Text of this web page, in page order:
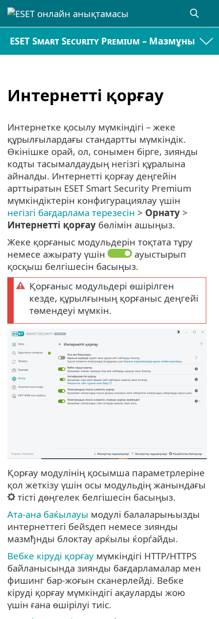
ESET Smart Security Premium – Мазмұны
Интернетті қорғау
Интернетке қосылу мүмкіндігі – жеке
құрылғылардағы стандартты мүмкіндік.
Өкінішке орай, ол, сонымен бірге, зиянды
кодты тасымалдаудың негізгі құралына
айналды. Интернетті қорғау деңгейін
арттыратын ESET Smart Security Premium
мүмкіндіктерін конфигурациялау үшін
негізгі бағдарлама терезесін > Орнату >
Интернетті қорғау бөлімін ашыңыз.
Жеке қорғаныс модульдерін тоқтата тұру
немесе ажырату үшін
ауыстырып
қосқыш белгішесін басыңыз.
Қорғаныс модульдері өшірілген
кезде, құрылғының қорғаныс деңгейі
төмендеуі мүмкін.
Қорғау модулінің қосымша параметрлеріне
қол жеткізу үшін осы модульдің жанындағы
тісті дөңгелек белгішесін басыңыз.
Ата-ана баќылауы модулі балаларыњызды
интернеттегі бейѕдеп немесе зиянды
мазмђнды блоктау арќылы ќорѓайды.
Вебке кіруді қорғау мүмкіндігі HTTP/HTTPS
байланысында зиянды бағдарламалар мен
фишинг бар-жоғын сканерлейді. Вебке
кіруді қорғау мүмкіндігі ақауларды жою
үшін ғана өшірілуі тиіс.